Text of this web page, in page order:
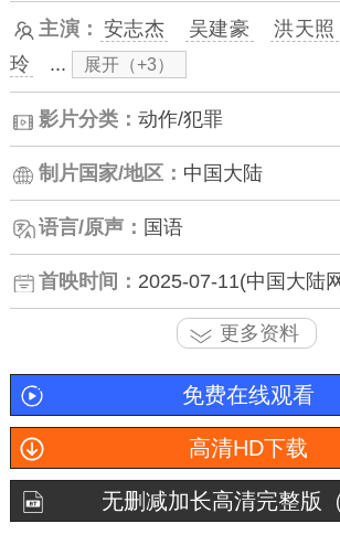
主演： 安志杰 吴建豪 洪天照
玲
... 展开（+3）
影片分类： 动作/犯罪
制片国家/地区： 中国大陆
语言/原声： 国语
首映时间： 2025-07-11(中国大陆
更多资料
免费在线观看
高清HD下载
无删减加长高清完整版（